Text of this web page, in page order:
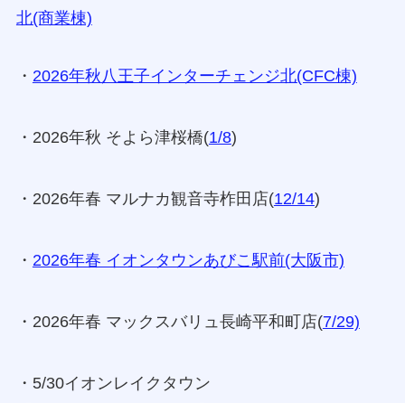
北(商業棟)
・ 2026年秋八王子インターチェンジ北(CFC棟)
・2026年秋 そよら津桜橋(1/8)
・2026年春 マルナカ観音寺柞田店(12/14)
・ 2026年春 イオンタウンあびこ駅前(大阪市)
・2026年春 マックスバリュ長崎平和町店(7/29)
・5/30イオンレイクタウン